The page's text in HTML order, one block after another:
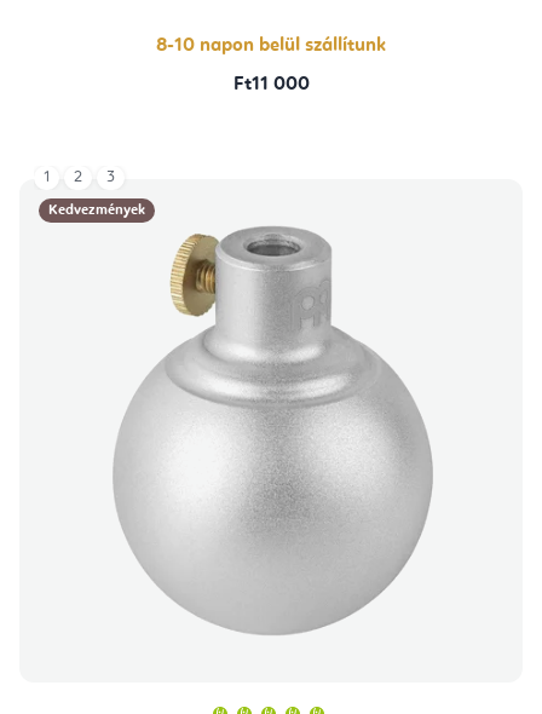
8-10 napon belül szállítunk
Ft11 000
Kedvezmények
1 2 3